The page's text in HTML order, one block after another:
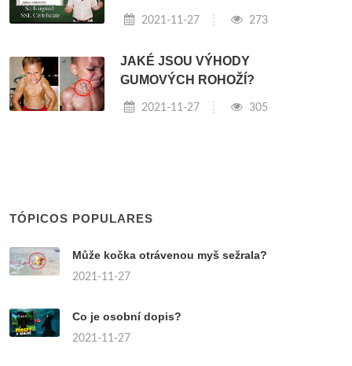
2021-11-27 273
JAKÉ JSOU VÝHODY
GUMOVÝCH ROHOŽÍ?
2021-11-27 305
TÓPICOS POPULARES
Může kočka otrávenou myš sežrala?
2021-11-27
Co je osobní dopis?
2021-11-27